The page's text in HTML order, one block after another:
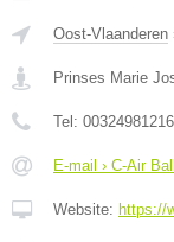
Oost-Vlaanderen
Prinses Marie
Tel:
E-mail › C-Air
Website: https://